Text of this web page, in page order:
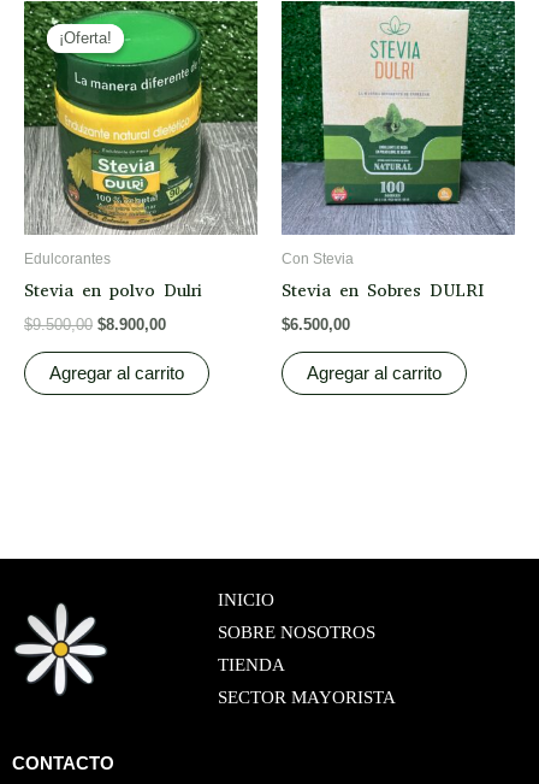
¡Oferta!
¡Oferta!
Edulcorantes
Stevia en polvo Dulri
$9.500,00
Original
price
was:
$9.500,00.
$8.900,00
Current
price
is:
$8.900,00.
Agregar al carrito
Con Stevia
Stevia en Sobres DULRI
$6.500,00
Agregar al carrito
INICIO
SOBRE NOSOTROS
TIENDA
SECTOR MAYORISTA
CONTACTO